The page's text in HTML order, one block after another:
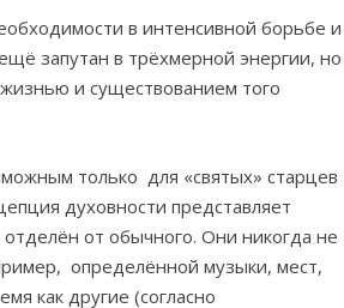
в интенсивной борьбе и
запутан в трёхмерной энергии, но
и существованием того
только для «святых» старцев
духовности представляет
от обычного. Они никогда не
определённой музыки, мест,
как другие (согласно